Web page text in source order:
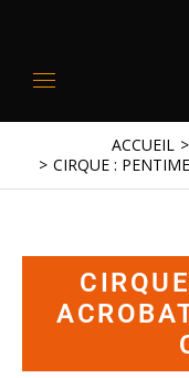
Vous êtes ici :
ACCUEIL
CIRQUE :